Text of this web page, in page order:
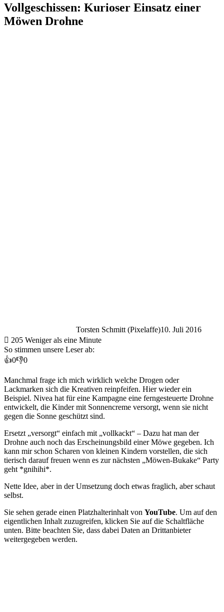
Vollgeschissen: Kurioser Einsatz einer
Möwen Drohne
Torsten Schmitt (Pixelaffe)10. Juli 2016
205 Weniger als eine Minute
So stimmen unsere Leser ab:
👍0👎0
Manchmal frage ich mich wirklich welche Drogen oder
Lackmarken sich die Kreativen reinpfeifen. Hier wieder ein
Beispiel. Nivea hat für eine Kampagne eine ferngesteuerte Drohne
entwickelt, die Kinder mit Sonnencreme versorgt, wenn sie nicht
gegen die Sonne geschützt sind.
Ersetzt „versorgt“ einfach mit „vollkackt“ – Dazu hat man der
Drohne auch noch das Erscheinungsbild einer Möwe gegeben. Ich
kann mir schon Scharen von kleinen Kindern vorstellen, die sich
tierisch darauf freuen wenn es zur nächsten „Möwen-Bukake“ Party
geht *gnihihi*.
Nette Idee, aber in der Umsetzung doch etwas fraglich, aber schaut
selbst.
Sie sehen gerade einen Platzhalterinhalt von YouTube. Um auf den
eigentlichen Inhalt zuzugreifen, klicken Sie auf die Schaltfläche
unten. Bitte beachten Sie, dass dabei Daten an Drittanbieter
weitergegeben werden.